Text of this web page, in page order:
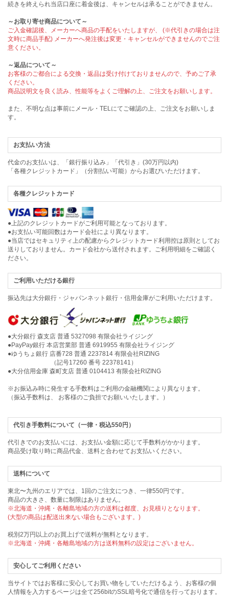
続きを終えられ当店口座に着金後は、キャンセルは承ることができません。
～お取り寄せ商品について～
ご入金確認後、メーカーへ商品の手配をいたしますが、 (※代引きの場合は注
文時に商品手配) メーカーへ発注後は変更・キャンセルができませんのでご注
意ください。
～返品について～
お客様のご都合による交換・返品は受け付けておりませんので、予めご了承
ください。
商品説明文を良く読み、性能等をよくご理解の上、ご注文をお願いします。
また、不明な点は事前にメール・TELにてご確認の上、ご注文をお願いしま
す。
お支払い方法
代金のお支払いは、「銀行振り込み」「代引き」(30万円以内)
「各種クレジットカード」（分割払い可能）からお選びいただけます。
各種クレジットカード
●上記のクレジットカードがご利用可能となっております。
●お支払い可能回数はカード会社により異なります。
●当店ではセキュリティ上の配慮からクレジットカード利用控は原則としてお
送りしておりません。カード会社から送付されます。ご利用明細をご確認く
ださい。
ご利用いただける銀行
振込先は大分銀行・ジャパンネット銀行・信用金庫がご利用いただけます。
●大分銀行 森支店 普通 5327098 有限会社ライジング
●PayPay銀行 本店営業部 普通 6919955 有限会社ライジング
●ゆうちょ銀行 店番728 普通 2237814 有限会社RIZING
（記号17260 番号 22378141）
●大分信用金庫 森町支店 普通 0104413 有限会社RIZING
※お振込み時に発生する手数料はご利用の金融機関により異なります。
（振込手数料は、 お客様のご負担でお願いいたします。）
代引き手数料について（一律・税込550円）
代引きでのお支払いには、お支払い金額に応じて手数料がかかります。
商品受け取り時に商品代金、送料と合わせてお支払いください。
送料について
東北〜九州のエリアでは、1回のご注文につき、一律550円です。
商品の大きさ、数量に制限はありません。
※北海道・沖縄・各離島地域の方の送料は都度、お見積りとなります。
(大型の商品は配送出来ない場合もございます。)
税別2万円以上のお買上げで送料が無料となります。
※北海道・沖縄・各離島地域の方は送料無料の設定はございません。
安心してご利用ください
当サイトではお客様に安心してお買い物をしていただけるよう、お客様の個
人情報を入力するページは全て256bitのSSL暗号化で通信を行っております。